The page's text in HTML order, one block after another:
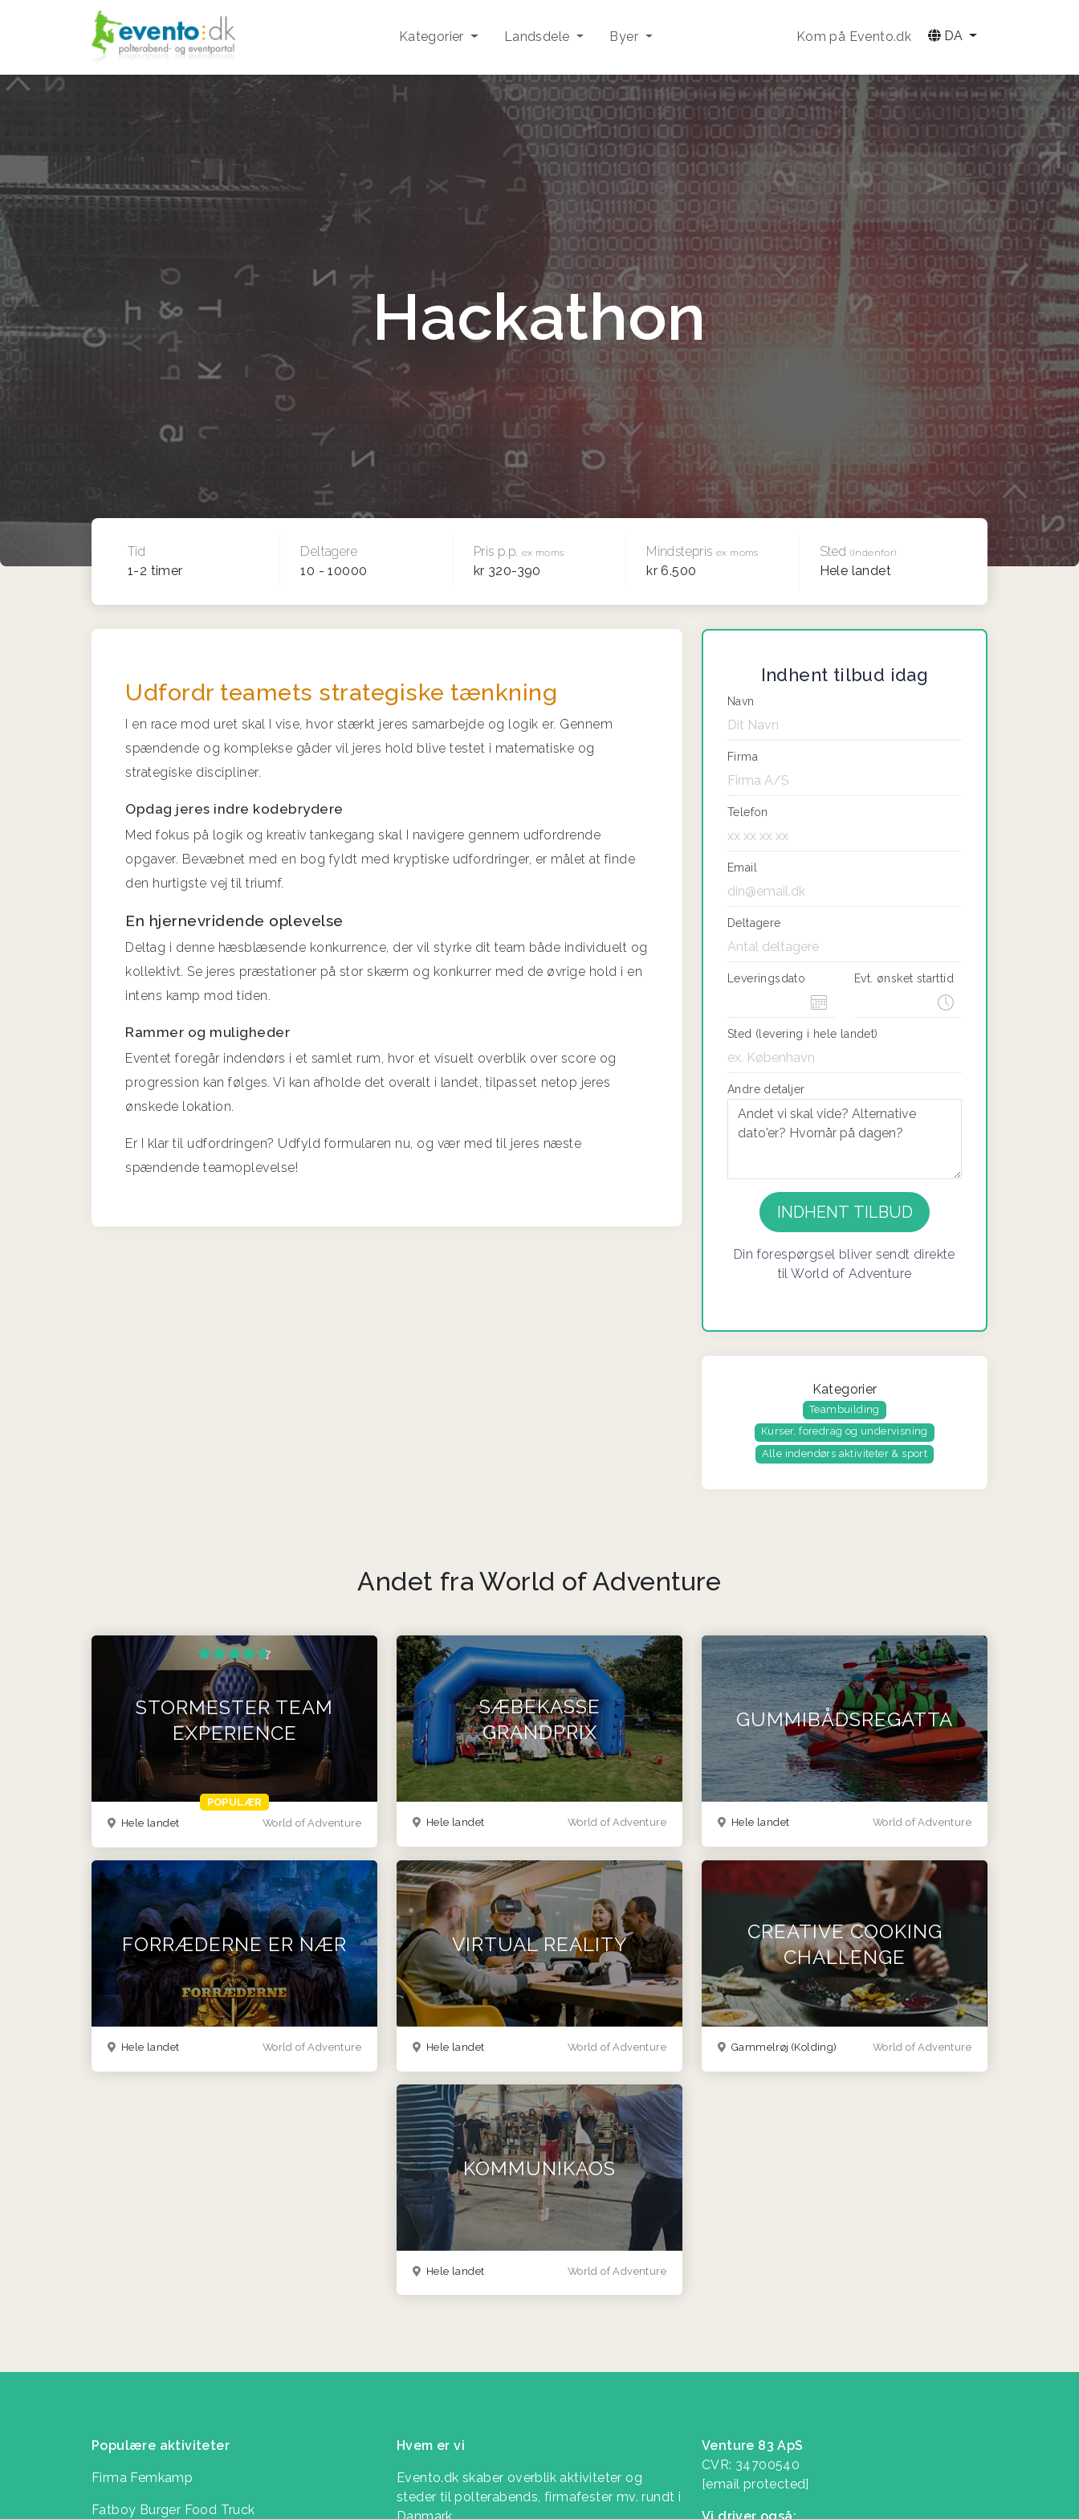
Kategorier Landsdele Byer Kom på Evento.dk DA
Hackathon
Tid
1-2 timer
Deltagere
10 - 10000
Pris p.p. ex moms
kr 320-390
Mindsteprisex moms
kr 6.500
Sted (Indenfor)
Hele landet
Udfordr teamets strategiske tænkning
I en race mod uret skal I vise, hvor stærkt jeres samarbejde og logik er. Gennem
spændende og komplekse gåder vil jeres hold blive testet i matematiske og
strategiske discipliner.
Opdag jeres indre kodebrydere
Med fokus på logik og kreativ tankegang skal I navigere gennem udfordrende
opgaver. Bevæbnet med en bog fyldt med kryptiske udfordringer, er målet at finde
den hurtigste vej til triumf.
En hjernevridende oplevelse
Deltag i denne hæsblæsende konkurrence, der vil styrke dit team både individuelt og
kollektivt. Se jeres præstationer på stor skærm og konkurrer med de øvrige hold i en
intens kamp mod tiden.
Rammer og muligheder
Eventet foregår indendørs i et samlet rum, hvor et visuelt overblik over score og
progression kan følges. Vi kan afholde det overalt i landet, tilpasset netop jeres
ønskede lokation.
Er I klar til udfordringen? Udfyld formularen nu, og vær med til jeres næste
spændende teamoplevelse!
Indhent tilbud idag
Navn
Firma
Telefon
Email
Deltagere
Leveringsdato Evt. ønsket starttid
Sted (levering i hele landet)
Andre detaljer
human,
this
Din forespørgsel bliver sendt direkte
til World of Adventure
Kategorier
Teambuilding
Kurser, foredrag og undervisning
Alle indendørs aktiviteter & sport
Andet fra World of Adventure
POPULÆR
STORMESTER TEAM
EXPERIENCE
World of Adventure
Hele landet
SÆBEKASSE
GRANDPRIX
World of Adventure
Hele landet
GUMMIBÅDSREGATTA
World of Adventure
Hele landet
FORRÆDERNE ER NÆR
World of Adventure
Hele landet
VIRTUAL REALITY
World of Adventure
Hele landet
CREATIVE COOKING
CHALLENGE
World of Adventure
Gammelrøj (Kolding)
KOMMUNIKAOS
World of Adventure
Hele landet
Populære aktiviteter
Firma Femkamp
Fatboy Burger Food Truck
Hvem er vi
Evento.dk skaber overblik aktiviteter og
steder til polterabends, firmafester mv. rundt i
Venture 83 ApS
CVR: 34700540
[email protected]